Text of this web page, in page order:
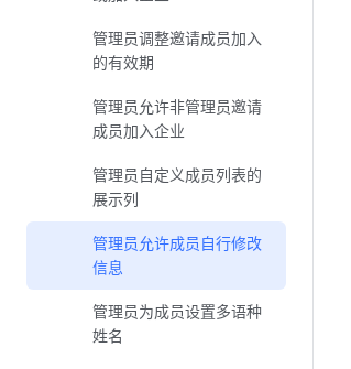
管理员调整邀请成员加入
的有效期
管理员允许非管理员邀请
成员加入企业
管理员自定义成员列表的
展示列
管理员允许成员自行修改
信息
管理员为成员设置多语种
姓名